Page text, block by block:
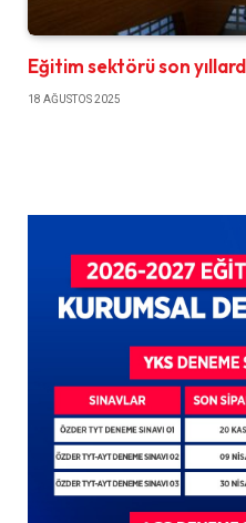
Eğitim sektörü son
18 AĞUSTOS 2025